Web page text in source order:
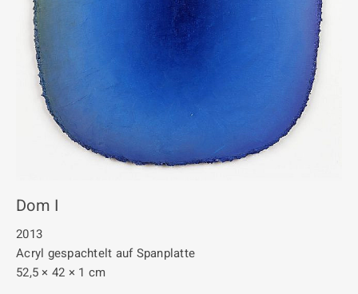
Dom I
2013
Acryl gespachtelt auf Spanplatte
52,5 × 42 × 1 cm